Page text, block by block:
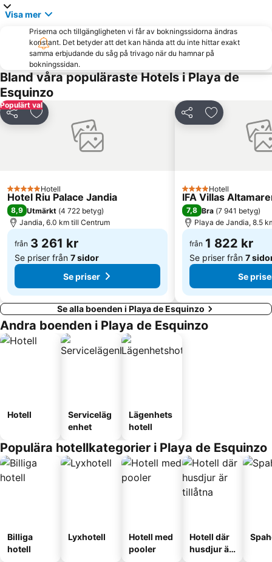
Visa mer
Priserna och tillgängligheten vi får av bokningssidorna ändras
konstant. Det betyder att det kan hända att du inte hittar exakt
samma erbjudande du såg på trivago när du hamnar på
bokningssidan.
Bland våra populäraste Hotels i Playa de
Esquinzo
Populärt val
Dela Lägg till i Mina Favoriter
5 StjärnorHotell
Hotel Riu Palace Jandia
8,9 Utmärkt (4 722 betyg)
Jandia, 6.0 km till Centrum
från 3 261 kr
Se priser från 7 sidor
Se priser
Dela Lägg till i
4 Stjärnor
Hotell
IFA Villas
7,8 Bra (7 941 betyg)
Playa de Jandia, 8.5
från 1 822 kr
Se priser från 7
Se
Se alla boenden i Playa de Esquinzo
Andra boenden i Playa de Esquinzo
Hotell
Serviceläg
enhet
Lägenhets
hotell
Populära hotellkategorier i Playa de Esquinzo
Billiga
hotell
Lyxhotell
Hotell med
pooler
Hotell där
husdjur är